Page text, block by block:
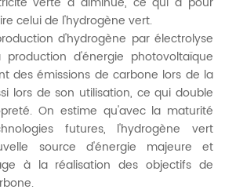
celui de l'hydrogène vert.
d'hydrogène par électrolyse
d'énergie photovoltaïque
des émissions de carbone lors de la
lors de son utilisation, ce qui double
On estime qu'avec la maturité
futures, l'hydrogène vert
source d'énergie majeure et
à la réalisation des objectifs de